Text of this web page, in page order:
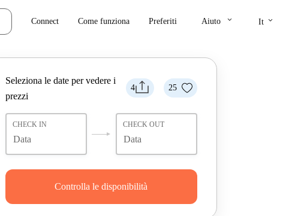
Connect Come funziona Preferiti Aiuto keyboard_arrow_down It keyboard_arrow_down
4 25
Seleziona le date per vedere i
prezzi
CHECK IN CHECK OUT
Controlla le disponibilità